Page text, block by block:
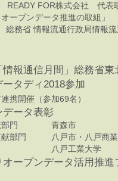
FOR株式会社 代表
ープンデータ推進の取組」
省 情報流通行政局情報
報通信月間」総務省
タディ2018参加
携開催（参加69名
データ表彰
献部門 青森市
部門 八戸市・八戸商業
部門 八戸工業
ープンデータ活用推進